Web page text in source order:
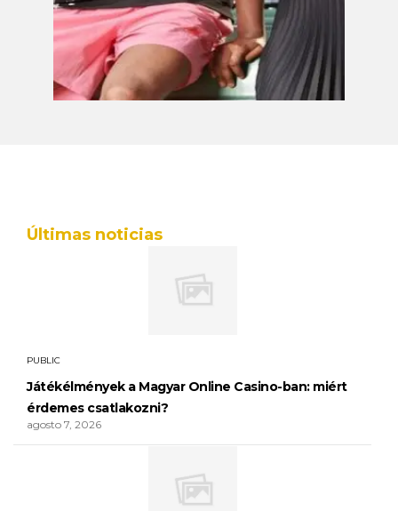
Últimas noticias
PUBLIC
Játékélmények a Magyar Online Casino-ban: miért
érdemes csatlakozni?
agosto 7, 2026